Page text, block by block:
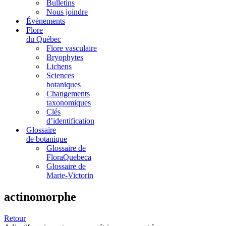
Bulletins
Nous joindre
Évènements
Flore
du Québec
Flore vasculaire
Bryophytes
Lichens
Sciences
botaniques
Changements
taxonomiques
Clés
d’identification
Glossaire
de botanique
Glossaire de
FloraQuebeca
Glossaire de
Marie-Victorin
actinomorphe
Retour